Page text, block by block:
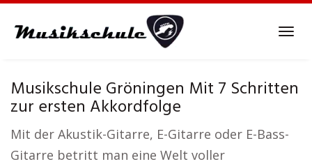
Musikschule Gröningen Mit 7 Schritten
zur ersten Akkordfolge
Mit der Akustik-Gitarre, E-Gitarre oder E-Bass-
Gitarre betritt man eine Welt voller